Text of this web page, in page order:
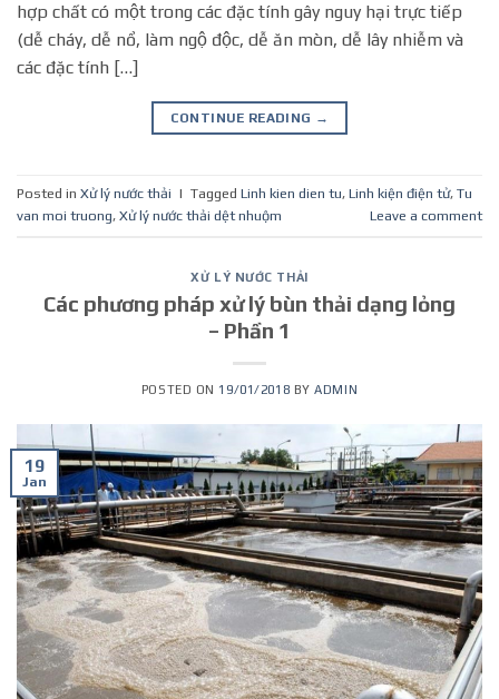
hợp chất có một trong các đặc tính gây nguy hại trực tiếp
(dễ cháy, dễ nổ, làm ngộ độc, dễ ăn mòn, dễ lây nhiễm và
các đặc tính […]
CONTINUE READING →
Posted in Xử lý nước thải | Tagged Linh kien dien tu, Linh kiện điện tử, Tu
van moi truong, Xử lý nước thải dệt nhuộm Leave a comment
XỬ LÝ NƯỚC THẢI
Các phương pháp xử lý bùn thải dạng lỏng
– Phần 1
POSTED ON 19/01/2018 BYADMIN
19
Jan